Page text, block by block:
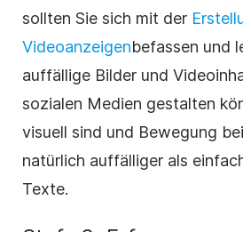
sollten Sie sich mit der
Videoanzeigenbefassen und
auffällige Bilder und
sozialen Medien gestalten
visuell sind und Bewegung
natürlich auffälliger als
Texte.